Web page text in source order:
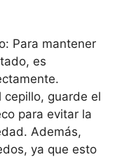
Para mantener
es
cepillo, guarde el
para evitar la
Además,
ya que esto